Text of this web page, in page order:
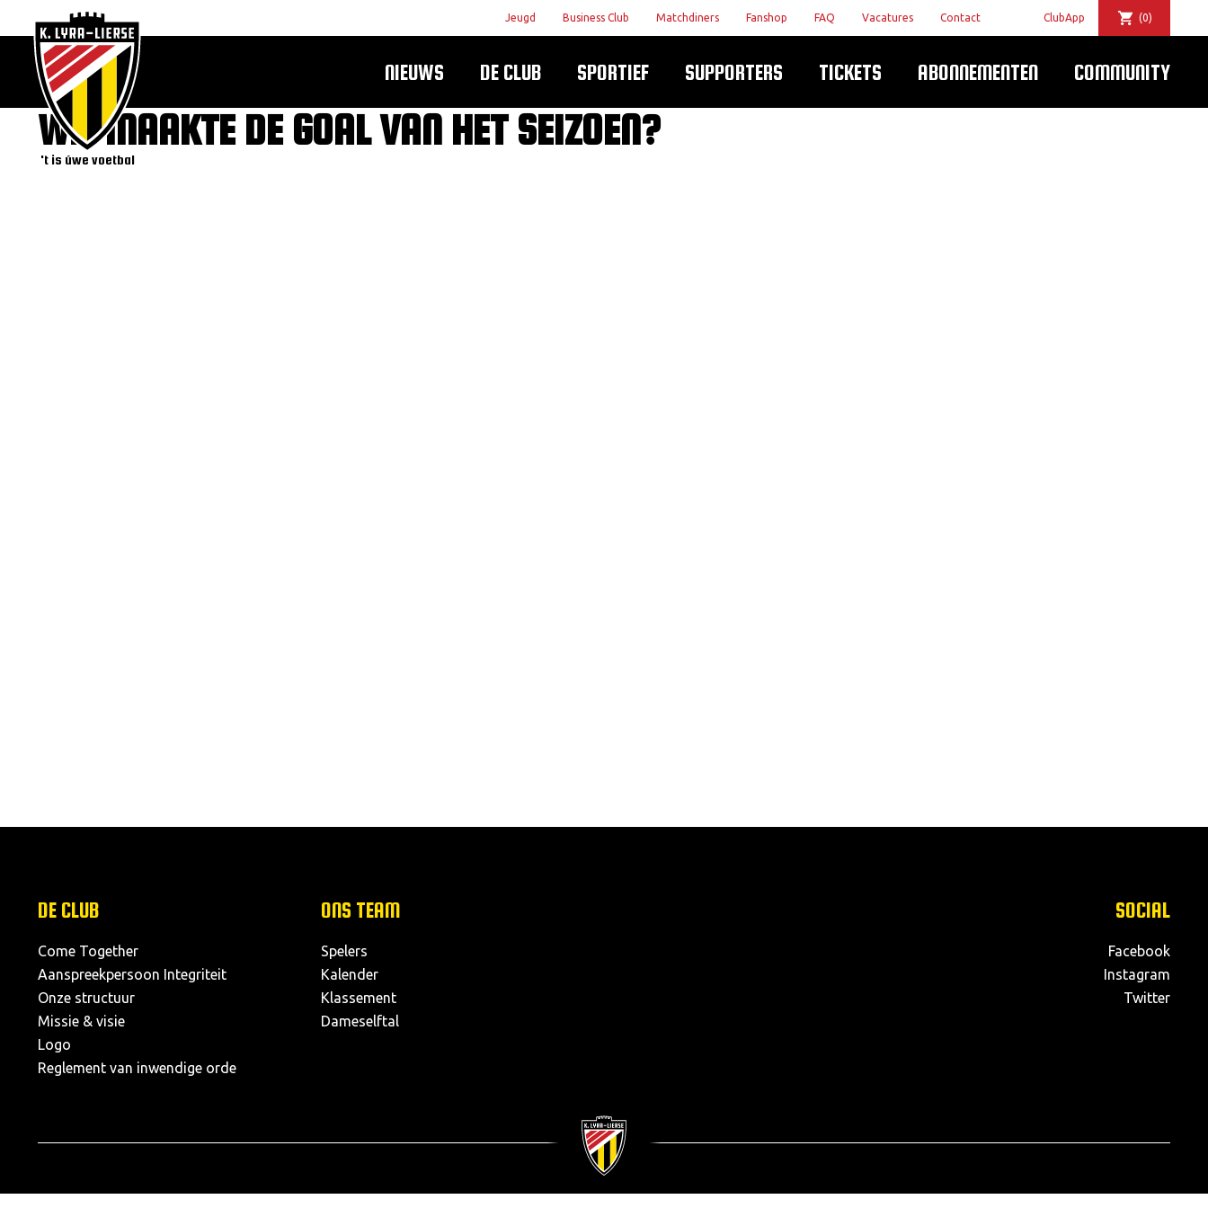
't is úwe voetbal
Jeugd Business Club Matchdiners Fanshop FAQ Vacatures Contact ClubApp (0)
NIEUWS DE CLUB SPORTIEF SUPPORTERS TICKETS ABONNEMENTEN COMMUNITY
WIE MAAKTE DE GOAL VAN HET SEIZOEN?
DE CLUB
Come Together
Aanspreekpersoon Integriteit
Onze structuur
Missie & visie
Logo
Reglement van inwendige orde
ONS TEAM
Spelers
Kalender
Klassement
Dameselftal
SOCIAL
Facebook
Instagram
Twitter